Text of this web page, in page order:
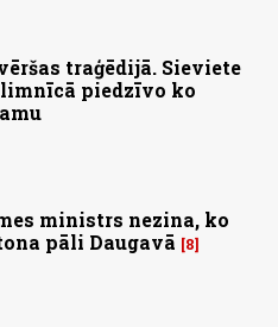
traģēdijā. Sieviete
piedzīvo ko
ministrs nezina, ko
pāli Daugavā
8